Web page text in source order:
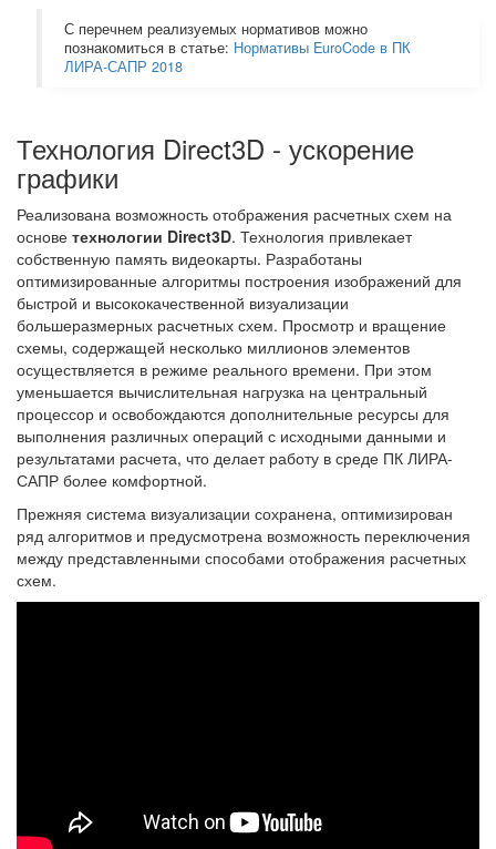
С перечнем реализуемых нормативов можно
познакомиться в статье: Нормативы EuroCode в ПК
ЛИРА-САПР 2018
Технология Direct3D - ускорение
графики
Реализована возможность отображения расчетных схем на
основе технологии Direct3D. Технология привлекает
собственную память видеокарты. Разработаны
оптимизированные алгоритмы построения изображений для
быстрой и высококачественной визуализации
большеразмерных расчетных схем. Просмотр и вращение
схемы, содержащей несколько миллионов элементов
осуществляется в режиме реального времени. При этом
уменьшается вычислительная нагрузка на центральный
процессор и освобождаются дополнительные ресурсы для
выполнения различных операций с исходными данными и
результатами расчета, что делает работу в среде ПК ЛИРА-
САПР более комфортной.
Прежняя система визуализации сохранена, оптимизирован
ряд алгоритмов и предусмотрена возможность переключения
между представленными способами отображения расчетных
схем.